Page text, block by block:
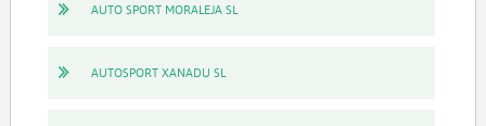
AUTO SPORT MORALEJA SL
AUTOSPORT XANADU SL